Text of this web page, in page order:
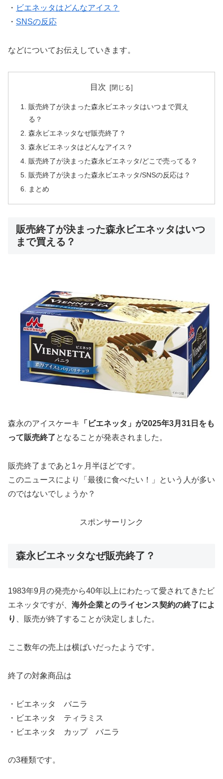
・ ビエネッタはどんなアイス？
・ SNSの反応
などについてお伝えしていきます。
目次
販売終了が決まった森永ビエネッタはいつまで買え
る？
森永ビエネッタなぜ販売終了？
森永ビエネッタはどんなアイス？
販売終了が決まった森永ビエネッタ/どこで売ってる？
販売終了が決まった森永ビエネッタ/SNSの反応は？
まとめ
販売終了が決まった森永ビエネッタはいつ
まで買える？
森永のアイスケーキ
「ビエネッタ」が2025年3月31日をも
って販売終了となることが発表されました。
販売終了まであと1ヶ月半ほどです。
このニュースにより「最後に食べたい！」という人が多い
のではないでしょうか？
スポンサーリンク
森永ビエネッタなぜ販売終了？
1983年9月の発売から40年以上にわたって愛されてきたビ
エネッタですが、 海外企業とのライセンス契約の終了によ
り
、販売が終了することが決定しました。
ここ数年の売上は横ばいだったようです。
終了の対象商品は
・ビエネッタ バニラ
・ビエネッタ ティラミス
・ビエネッタ カップ バニラ
の3種類です。